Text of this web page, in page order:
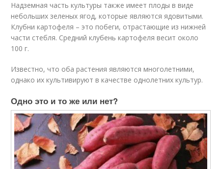
Надземная часть культуры также имеет плоды в виде
небольших зеленых ягод, которые являются ядовитыми.
Клубни картофеля – это побеги, отрастающие из нижней
части стебля. Средний клубень картофеля весит около
100 г.
Известно, что оба растения являются многолетними,
однако их культивируют в качестве однолетних культур.
Одно это и то же или нет?